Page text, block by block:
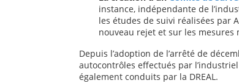
instance, indépendante de
les études de suivi réalisées par
nouveau rejet et sur les
Depuis l’adoption de l’arrêté de
autocontrôles effectués par
également conduits par la DREAL.